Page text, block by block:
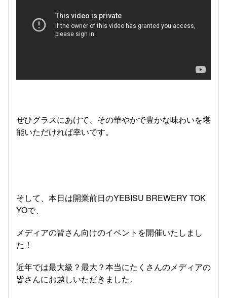
ぜひグラスにあけて、その華やかで豊かな味わいを堪
能いただければ幸いです。
そして、本日は開業前日のYEBISU BREWERY TOK
YOで、
メディアの皆さん向けのイベントを開催いたしまし
た！
近年では最大級？最大？本当にたくさんのメディアの
皆さんにお越しいただきました。